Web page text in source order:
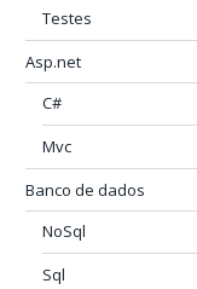
Testes
Asp.net
C#
Mvc
Banco de dados
NoSql
Sql